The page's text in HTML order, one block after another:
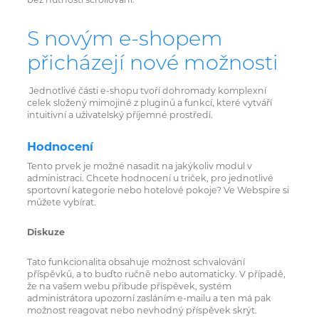
S novým e-shopem
přicházejí nové možnosti
Jednotlivé části e-shopu tvoří dohromady komplexní
celek složený mimojiné z pluginů a funkcí, které vytváří
intuitivní a uživatelský příjemné prostředí.
Hodnocení
Tento prvek je možné nasadit na jakýkoliv modul v
administraci. Chcete hodnocení u triček, pro jednotlivé
sportovní kategorie nebo hotelové pokoje? Ve Webspire si
můžete vybírat.
Diskuze
Tato funkcionalita obsahuje možnost schvalování
příspěvků, a to buďto ručně nebo automaticky. V případě,
že na vašem webu přibude příspěvek, systém
administrátora upozorní zasláním e-mailu a ten má pak
možnost reagovat nebo nevhodný příspěvek skrýt.